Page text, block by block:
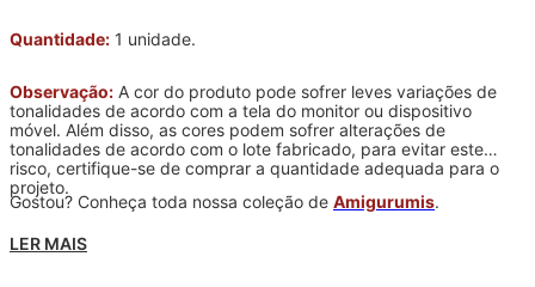
Quantidade: 1 unidade.
Observação: A cor do produto pode sofrer leves variações de
tonalidades de acordo com a tela do monitor ou dispositivo
móvel. Além disso, as cores podem sofrer alterações de
tonalidades de acordo com o lote fabricado, para evitar este
risco, certifique-se de comprar a quantidade adequada para o
projeto.
Gostou? Conheça toda nossa coleção de Amigurumis.
LER MAIS